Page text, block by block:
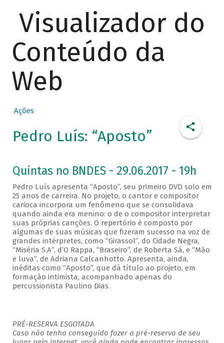
Visualizador do
Conteúdo da
Web
Ações
Pedro Luís: “Aposto”
Quintas no BNDES - 29.06.2017 - 19h
Pedro Luís apresenta “Aposto”, seu primeiro DVD solo em
25 anos de carreira. No projeto, o cantor e compositor
carioca incorpora um fenômeno que se consolidava
quando ainda era menino: o de o compositor interpretar
suas próprias canções. O repertório é composto por
algumas de suas músicas que fizeram sucesso na voz de
grandes intérpretes, como “Girassol”, do Cidade Negra,
“Miséria S.A”, d’O Rappa, “Braseiro”, de Roberta Sá, e “Mão
e luva”, de Adriana Calcanhotto. Apresenta, ainda,
inéditas como “Aposto”, que dá título ao projeto, em
formação intimista, acompanhado apenas do
percussionista Paulino Dias.
PRÉ-RESERVA ESGOTADA
Caso não tenha conseguido fazer a pré-reserva de seu